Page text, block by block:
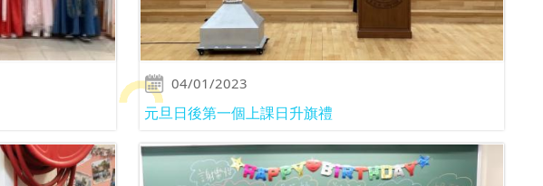
04/01/2023
元旦日後第一個上課日升旗禮